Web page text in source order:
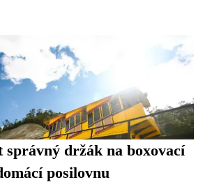
správný držák na boxovací
posilovnu